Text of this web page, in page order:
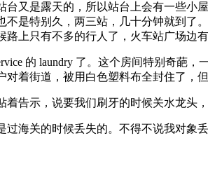
又是露天的，所以站台上会有一些
是特别久，两三站，几十分钟就到
上只有不多的行人了，火车站广场边
的 laundry 了。这个房间特别奇葩
着街道，被用白色塑料布全封住了，
告示，说要我们刷牙的时候关水龙头
海关的时候丢失的。不得不说我对象